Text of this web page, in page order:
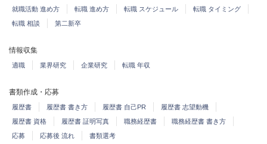
就職活動 進め方 転職 進め方 転職 スケジュール
転職 タイミング
転職 相談
第二新卒
情報収集
適職 業界研究 企業研究 転職 年収
書類作成・応募
履歴書 履歴書 書き方 履歴書 自己PR
履歴書 志望動機
履歴書 資格
履歴書 証明写真 職務経歴書
職務経歴書 書き方
応募
応募後 流れ 書類選考